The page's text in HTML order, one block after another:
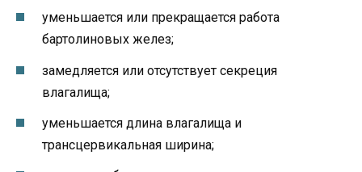
уменьшается или прекращается работа
бартолиновых желез;
замедляется или отсутствует секреция
влагалища;
уменьшается длина влагалища и
трансцервикальная ширина;